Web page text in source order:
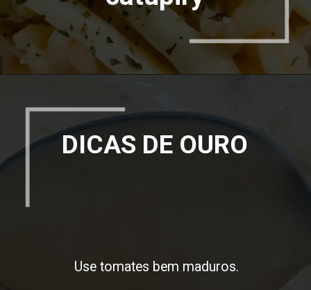
DICAS DE OURO
Use tomates bem maduros.